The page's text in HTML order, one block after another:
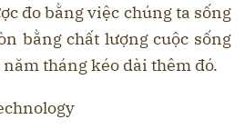
đo bằng việc chúng ta sống
bằng chất lượng cuộc sống
tháng kéo dài thêm đó.